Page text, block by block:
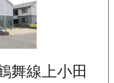
舞線上小田